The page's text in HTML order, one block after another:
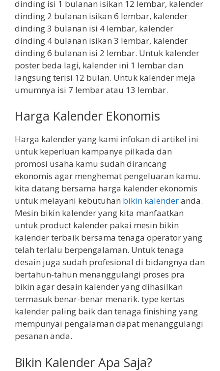
dinding isi 1 bulanan isikan 12 lembar, kalender
dinding 2 bulanan isikan 6 lembar, kalender
dinding 3 bulanan isi 4 lembar, kalender
dinding 4 bulanan isikan 3 lembar, kalender
dinding 6 bulanan isi 2 lembar. Untuk kalender
poster beda lagi, kalender ini 1 lembar dan
langsung terisi 12 bulan. Untuk kalender meja
umumnya isi 7 lembar atau 13 lembar.
Harga Kalender Ekonomis
Harga kalender yang kami infokan di artikel ini
untuk keperluan kampanye pilkada dan
promosi usaha kamu sudah dirancang
ekonomis agar menghemat pengeluaran kamu.
kita datang bersama harga kalender ekonomis
untuk melayani kebutuhan bikin kalenderanda.
Mesin bikin kalender yang kita manfaatkan
untuk product kalender pakai mesin bikin
kalender terbaik bersama tenaga operator yang
telah terlalu berpengalaman. Untuk tenaga
desain juga sudah profesional di bidangnya dan
bertahun-tahun menanggulangi proses pra
bikin agar desain kalender yang dihasilkan
termasuk benar-benar menarik. type kertas
kalender paling baik dan tenaga finishing yang
mempunyai pengalaman dapat menanggulangi
pesanan anda.
Bikin Kalender Apa Saja?